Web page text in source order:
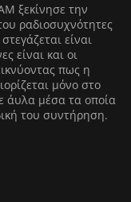
ξεκίνησε την
ραδιοσυχνότητες
είναι
είναι και οι
πως η
μόνο στο
άυλα μέσα τα οποία
του συντήρηση.